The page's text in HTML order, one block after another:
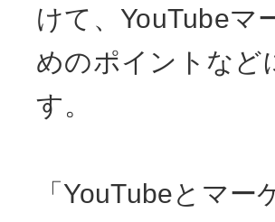
けて、YouTubeマ
めのポイントなど
す。
「YouTubeとマ